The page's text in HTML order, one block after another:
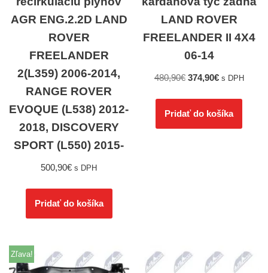
AGR ENG.2.2D LAND
ROVER
FREELANDER
2(L359) 2006-2014,
RANGE ROVER
EVOQUE (L538) 2012-
2018, DISCOVERY
SPORT (L550) 2015-
500,90€ s DPH
Pridať do košíka
LAND ROVER
FREELANDER II 4X4
06-14
480,90€ 374,90€ s DPH
Pridať do košíka
Zľava!